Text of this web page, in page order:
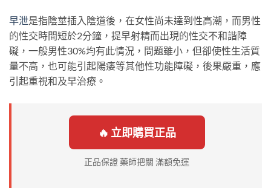
早泄是指陰莖插入陰道後，在女性尚未達到性高潮，而男性
的性交時間短於2分鐘，提早射精而出現的性交不和諧障
礙，一般男性30%均有此情況，問題雖小，但卻使性生活質
量不高，也可能引起陽痿等其他性功能障礙，後果嚴重，應
引起重視和及早治療。
🔥 立即購買正品
正品保證 藥師把關 滿額免運